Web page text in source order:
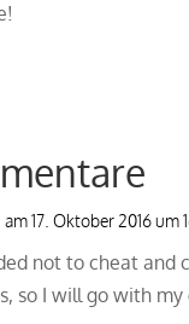
am 17. Oktober 2016 um
not to cheat and
so I will go with my